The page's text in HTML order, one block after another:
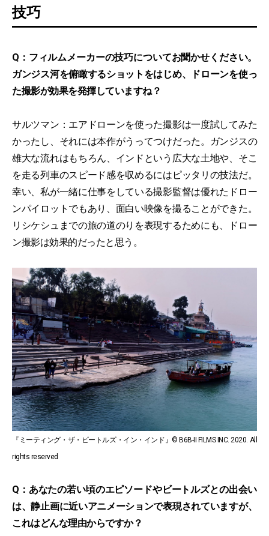
技巧
Q：フィルムメーカーの技巧についてお聞かせください。
ガンジス河を俯瞰するショットをはじめ、ドローンを使っ
た撮影が効果を発揮していますね？
サルツマン：エアドローンを使った撮影は一度試してみた
かったし、それには本作がうってつけだった。ガンジスの
雄大な流れはもちろん、インドという広大な土地や、そこ
を走る列車のスピード感を収めるにはピッタリの技法だ。
幸い、私が一緒に仕事をしている撮影監督は優れたドロー
ンパイロットでもあり、面白い映像を撮ることができた。
リシケシュまでの旅の道のりを表現するためにも、ドロー
ン撮影は効果的だったと思う。
『ミーティング・ザ・ビートルズ・イン・インド』© B6B-II FILMS INC. 2020. All
rights reserved
Q：あなたの若い頃のエピソードやビートルズとの出会い
は、静止画に近いアニメーションで表現されていますが、
これはどんな理由からですか？